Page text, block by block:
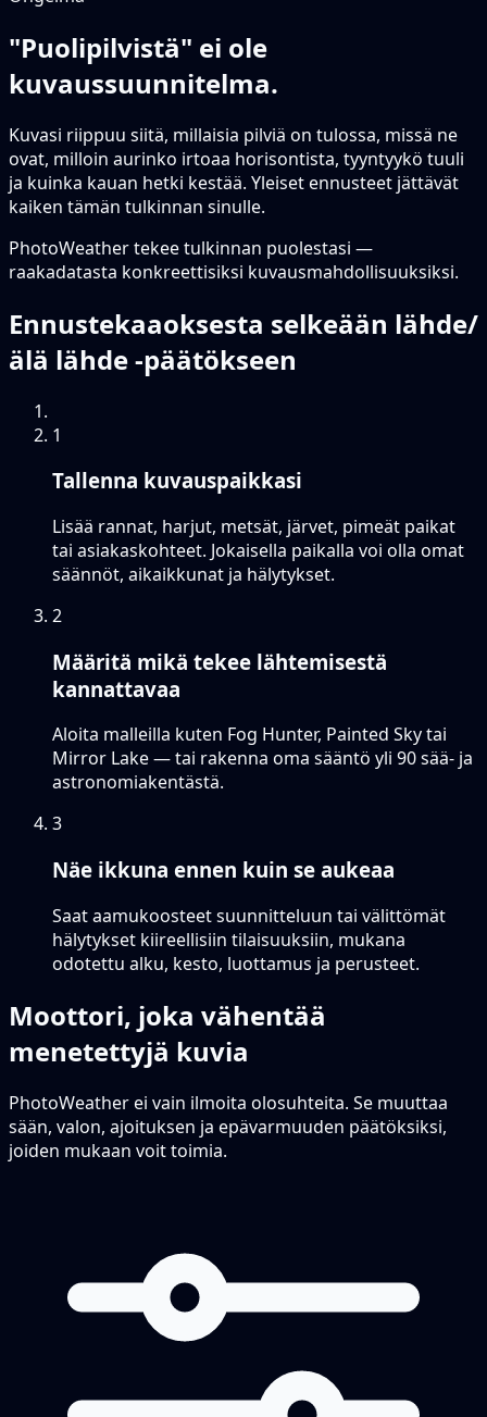
"Puolipilvistä" ei ole
kuvaussuunnitelma.
Kuvasi riippuu siitä, millaisia pilviä on tulossa, missä ne
ovat, milloin aurinko irtoaa horisontista, tyyntyykö tuuli
ja kuinka kauan hetki kestää. Yleiset ennusteet jättävät
kaiken tämän tulkinnan sinulle.
PhotoWeather tekee tulkinnan puolestasi —
raakadatasta konkreettisiksi kuvausmahdollisuuksiksi.
Ennustekaaoksesta selkeään lähde/
älä lähde -päätökseen
1
Tallenna kuvauspaikkasi
Lisää rannat, harjut, metsät, järvet, pimeät paikat
tai asiakaskohteet. Jokaisella paikalla voi olla omat
säännöt, aikaikkunat ja hälytykset.
2
Määritä mikä tekee lähtemisestä
kannattavaa
Aloita malleilla kuten Fog Hunter, Painted Sky tai
Mirror Lake — tai rakenna oma sääntö yli 90 sää- ja
astronomiakentästä.
3
Näe ikkuna ennen kuin se aukeaa
Saat aamukoosteet suunnitteluun tai välittömät
hälytykset kiireellisiin tilaisuuksiin, mukana
odotettu alku, kesto, luottamus ja perusteet.
Moottori, joka vähentää
menetettyjä kuvia
PhotoWeather ei vain ilmoita olosuhteita. Se muuttaa
sään, valon, ajoituksen ja epävarmuuden päätöksiksi,
joiden mukaan voit toimia.